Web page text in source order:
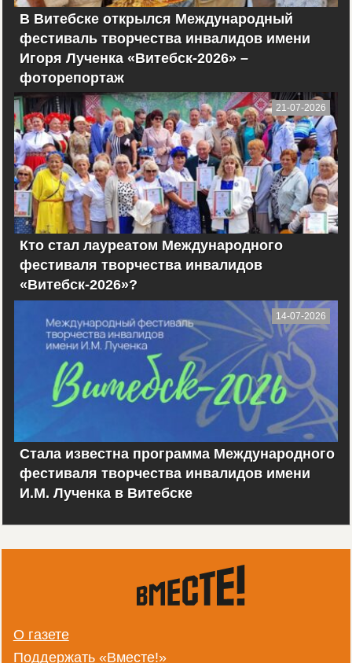
В Витебске открылся Международный
фестиваль творчества инвалидов имени
Игоря Лученка «Витебск-2026» –
фоторепортаж
21-07-2026
Кто стал лауреатом Международного
фестиваля творчества инвалидов
«Витебск-2026»?
14-07-2026
Стала известна программа Международного
фестиваля творчества инвалидов имени
И.М. Лученка в Витебске
О газете
Поддержать «Вместе!»